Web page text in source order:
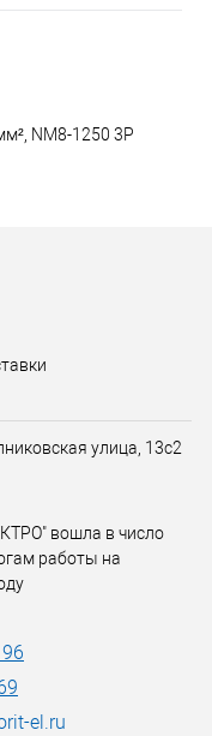
NM8-1250 3P
улица, 13с2
вошла в число
работы на
el.ru